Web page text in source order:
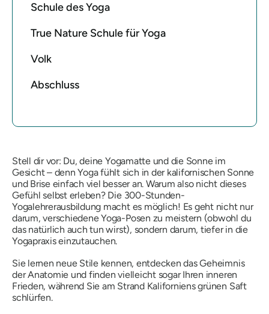
Schule des Yoga
True Nature Schule für Yoga
Volk
Abschluss
Stell dir vor: Du, deine Yogamatte und die Sonne im
Gesicht – denn Yoga fühlt sich in der kalifornischen Sonne
und Brise einfach viel besser an. Warum also nicht dieses
Gefühl selbst erleben? Die 300-Stunden-
Yogalehrerausbildung macht es möglich! Es geht nicht nur
darum, verschiedene Yoga-Posen zu meistern (obwohl du
das natürlich auch tun wirst), sondern darum, tiefer in die
Yogapraxis einzutauchen.
Sie lernen neue Stile kennen, entdecken das Geheimnis
der Anatomie und finden vielleicht sogar Ihren inneren
Frieden, während Sie am Strand Kaliforniens grünen Saft
schlürfen.